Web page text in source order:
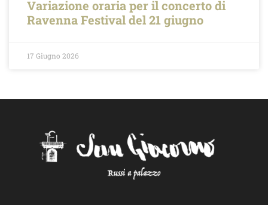
Variazione oraria per il concerto di
Ravenna Festival del 21 giugno
17 Giugno 2026